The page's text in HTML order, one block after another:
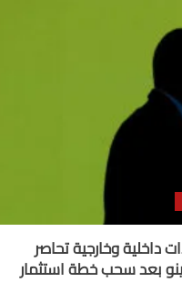
داخلية وخارجية تحاصر
بعد سحب خطة استثمار